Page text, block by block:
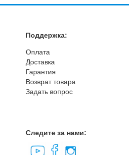
Поддержка:
Оплата
Доставка
Гарантия
Возврат товара
Задать вопрос
Следите за нами: